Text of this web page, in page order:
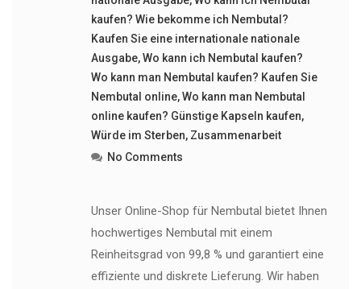
kaufen? Wie bekomme ich Nembutal?
Kaufen Sie eine internationale nationale
Ausgabe,Wo kann ich Nembutal kaufen?
Wo kann man Nembutal kaufen? Kaufen Sie
Nembutal online,Wo kann man Nembutal
online kaufen? Günstige Kapseln kaufen,
Würde im Sterben, Zusammenarbeit
No Comments
Unser Online-Shop für Nembutal bietet Ihnen
hochwertiges Nembutal mit einem
Reinheitsgrad von 99,8 % und garantiert eine
effiziente und diskrete Lieferung. Wir haben